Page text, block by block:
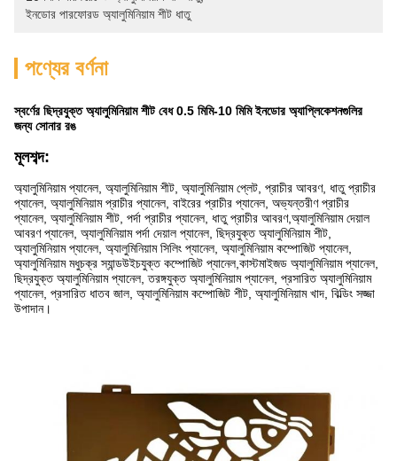
ইনডোর পারফোরড অ্যালুমিনিয়াম শীট ধাতু
পণ্যের বর্ণনা
স্বর্ণের ছিদ্রযুক্ত অ্যালুমিনিয়াম শীট বেধ 0.5 মিমি-10 মিমি ইনডোর অ্যাপ্লিকেশনগুলির
জন্য সোনার রঙ
মূলশব্দ:
অ্যালুমিনিয়াম প্যানেল, অ্যালুমিনিয়াম শীট, অ্যালুমিনিয়াম প্লেট, প্রাচীর আবরণ, ধাতু প্রাচীর
প্যানেল, অ্যালুমিনিয়াম প্রাচীর প্যানেল, বাইরের প্রাচীর প্যানেল, অভ্যন্তরীণ প্রাচীর
প্যানেল, অ্যালুমিনিয়াম শীট, পর্দা প্রাচীর প্যানেল, ধাতু প্রাচীর আবরণ,অ্যালুমিনিয়াম দেয়াল
আবরণ প্যানেল, অ্যালুমিনিয়াম পর্দা দেয়াল প্যানেল, ছিদ্রযুক্ত অ্যালুমিনিয়াম শীট,
অ্যালুমিনিয়াম প্যানেল, অ্যালুমিনিয়াম সিলিং প্যানেল, অ্যালুমিনিয়াম কম্পোজিট প্যানেল,
অ্যালুমিনিয়াম মধুচক্র স্যান্ডউইচযুক্ত কম্পোজিট প্যানেল,কাস্টমাইজড অ্যালুমিনিয়াম প্যানেল,
ছিদ্রযুক্ত অ্যালুমিনিয়াম প্যানেল, তরঙ্গযুক্ত অ্যালুমিনিয়াম প্যানেল, প্রসারিত অ্যালুমিনিয়াম
প্যানেল, প্রসারিত ধাতব জাল, অ্যালুমিনিয়াম কম্পোজিট শীট, অ্যালুমিনিয়াম খাদ, বিল্ডিং সজ্জা
উপাদান।